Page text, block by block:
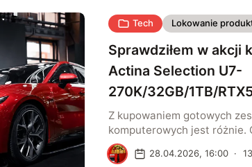
minutach, kiedy oczy
Tech Lokowanie
Sprawdziłem w akcji
Actina Selection U7-
270K/32GB/1TB/
KOMACNGIP0625
Z kupowaniem gotowych
komputerowych jest różnie.
(zwłaszcza na dziwnych
wszystkiego na temat tego,
R 28.04.2026, 16:00 · 13